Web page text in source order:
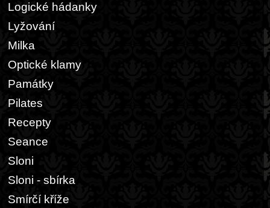
Logické hádanky
Lyžování
Milka
Optické klamy
Památky
Pilates
Recepty
Seance
Sloni
Sloni - sbírka
Smírčí kříže